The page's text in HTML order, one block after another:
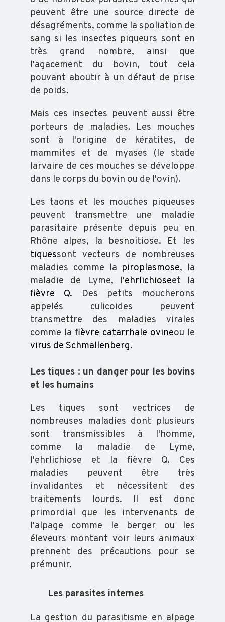
peuvent être une source directe de
désagréments, comme la spoliation de
sang si les insectes piqueurs sont en
très grand nombre, ainsi que
l'agacement du bovin, tout cela
pouvant aboutir à un défaut de prise
de poids.
Mais ces insectes peuvent aussi être
porteurs de maladies. Les mouches
sont à l'origine de kératites, de
mammites et de myases (le stade
larvaire de ces mouches se développe
dans le corps du bovin ou de l'ovin).
Les taons et les mouches piqueuses
peuvent transmettre une maladie
parasitaire présente depuis peu en
Rhône alpes, la besnoitiose. Et les
tiquessont vecteurs de nombreuses
maladies comme la piroplasmose, la
maladie de Lyme, l'ehrlichioseet la
fièvre Q. Des petits moucherons
appelés culicoides peuvent
transmettre des maladies virales
comme la fièvre catarrhale ovineou le
virus de Schmallenberg.
Les tiques : un danger pour les bovins
et les humains
Les tiques sont vectrices de
nombreuses maladies dont plusieurs
sont transmissibles à l'homme,
comme la maladie de Lyme,
l'ehrlichiose et la fièvre Q. Ces
maladies peuvent être très
invalidantes et nécessitent des
traitements lourds. Il est donc
primordial que les intervenants de
l'alpage comme le berger ou les
éleveurs montant voir leurs animaux
prennent des précautions pour se
prémunir.
Les parasites internes
La gestion du parasitisme en alpage